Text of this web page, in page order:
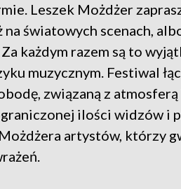
Leszek Możdżer
światowych scenach,
każdym razem są to
muzycznym. Festiwal
związaną z
ilości widzów i
artystów, którzy